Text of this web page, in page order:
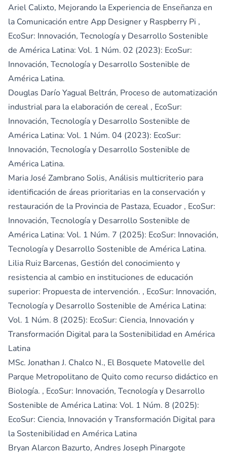
Ariel Calixto, Mejorando la Experiencia de Enseñanza en
la Comunicación entre App Designer y Raspberry Pi ,
EcoSur: Innovación, Tecnología y Desarrollo Sostenible
de América Latina: Vol. 1 Núm. 02 (2023): EcoSur:
Innovación, Tecnología y Desarrollo Sostenible de
América Latina.
Douglas Darío Yagual Beltrán, Proceso de automatización
industrial para la elaboración de cereal , EcoSur:
Innovación, Tecnología y Desarrollo Sostenible de
América Latina: Vol. 1 Núm. 04 (2023): EcoSur:
Innovación, Tecnología y Desarrollo Sostenible de
América Latina.
Maria José Zambrano Solis, Análisis multicriterio para
identificación de áreas prioritarias en la conservación y
restauración de la Provincia de Pastaza, Ecuador , EcoSur:
Innovación, Tecnología y Desarrollo Sostenible de
América Latina: Vol. 1 Núm. 7 (2025): EcoSur: Innovación,
Tecnología y Desarrollo Sostenible de América Latina.
Lilia Ruiz Barcenas, Gestión del conocimiento y
resistencia al cambio en instituciones de educación
superior: Propuesta de intervención. , EcoSur: Innovación,
Tecnología y Desarrollo Sostenible de América Latina:
Vol. 1 Núm. 8 (2025): EcoSur: Ciencia, Innovación y
Transformación Digital para la Sostenibilidad en América
Latina
MSc. Jonathan J. Chalco N., El Bosquete Matovelle del
Parque Metropolitano de Quito como recurso didáctico en
Biología. , EcoSur: Innovación, Tecnología y Desarrollo
Sostenible de América Latina: Vol. 1 Núm. 8 (2025):
EcoSur: Ciencia, Innovación y Transformación Digital para
la Sostenibilidad en América Latina
Bryan Alarcon Bazurto, Andres Joseph Pinargote